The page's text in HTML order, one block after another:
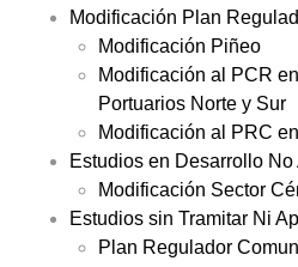
Modificación Plan
Modificación Piñeo
Modificación al PCR
Portuarios Norte y Sur
Modificación al PRC
Estudios en Desarrollo
Modificación Sector
Estudios sin Tramitar Ni
Plan Regulador